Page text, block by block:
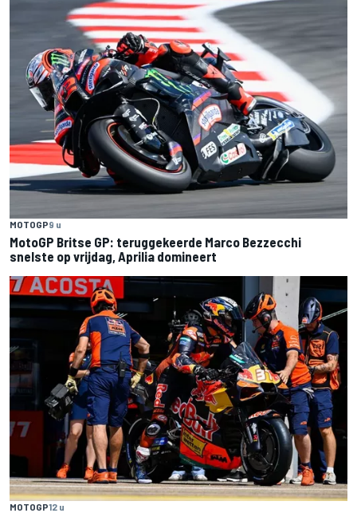
MOTOGP9 u
MotoGP Britse GP: teruggekeerde Marco Bezzecchi
snelste op vrijdag, Aprilia domineert
MOTOGP12 u